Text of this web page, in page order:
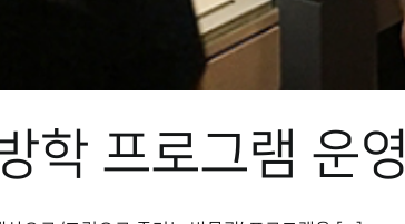
학 프로그램 운영